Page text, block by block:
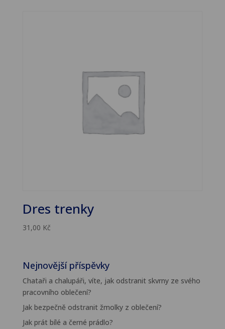
Dres trenky
31,00 Kč
Nejnovější příspěvky
Chataři a chalupáři, víte, jak odstranit skvrny ze svého
pracovního oblečení?
Jak bezpečně odstranit žmolky z oblečení?
Jak prát bílé a černé prádlo?